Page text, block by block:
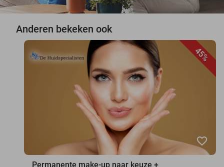
Anderen bekeken ook
45%
favorite_border
Permanente make-up naar keuze +